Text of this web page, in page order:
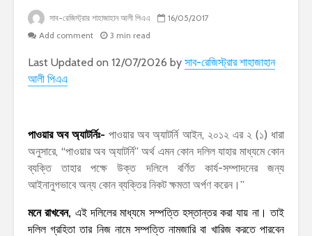
সাব-রেজিস্ট্রার শাহাজাহান আলী পিএএ
16/05/2017
Add comment
3 min read
Last Updated on 12/07/2026 by সাব-রেজিস্ট্রার শাহাজাহান
আলী পিএএ
পাওয়ার অব অ্যাটর্নিঃ-পাওয়ার অব অ্যাটর্নি আইন, ২০১২ এর ২ (১) ধারা
অনুসারে, “পাওয়ার অব অ্যাটর্নি” অর্থ এমন কোন দলিল যাহার মাধ্যমে কোন
ব্যক্তি তাহার পক্ষে উক্ত দলিলে বর্ণিত কার্য-সম্পাদনের জন্য
আইনানুগভাবে অন্য কোন ব্যক্তির নিকট ক্ষমতা অর্পণ করেন।”
মনে রাখবেন, এই দলিলের মাধ্যমে সম্পত্তি হস্তান্তর করা যায় না। তাই
দলিল গ্রহিতা তার নিজ নামে সম্পত্তি নামজারি বা খারিজ করতে পারবেন